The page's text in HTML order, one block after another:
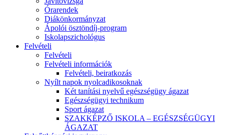
Órarendek
Diákönkormányzat
Ápolói ösztöndíj-program
Iskolapszichológus
Felvételi
Felvételi
Felvételi információk
Felvételi, beiratkozás
Nyílt napok nyolcadikosoknak
Két tanítási nyelvű egészségügy ágazat
Egészségügyi technikum
Sport ágazat
SZAKKÉPZŐ ISKOLA – EGÉSZSÉGÜGYI
ÁGAZAT